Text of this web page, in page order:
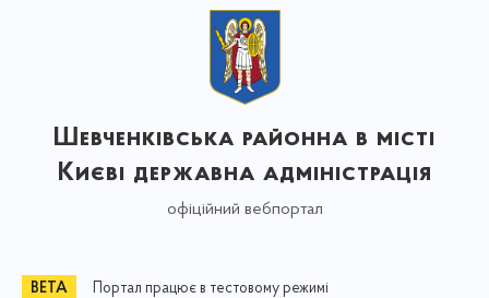
Шевченківська районна в місті
Києві державна адміністрація
офіційний вебпортал
Портал працює в тестовому режимі